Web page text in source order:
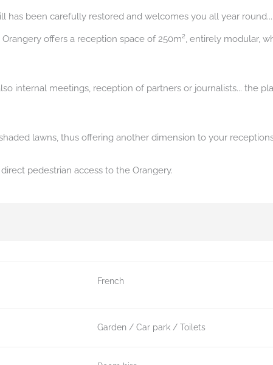
has been carefully restored and welcomes you all year round...
offers a reception space of 250m², entirely modular,
internal meetings, reception of partners or journalists... the
lawns, thus offering another dimension to your
pedestrian access to the Orangery.
French
Garden Car park Toilets